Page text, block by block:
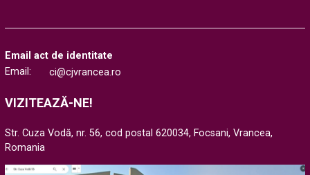
Email act de identitate
Email:
ci@cjvrancea.ro
VIZITEAZĂ-NE!
Str. Cuza Vodă, nr. 56, cod postal 620034, Focsani, Vrancea,
Romania